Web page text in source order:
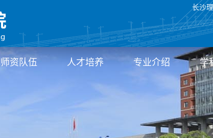
长沙
师资队伍 人才培养 专业介绍 学